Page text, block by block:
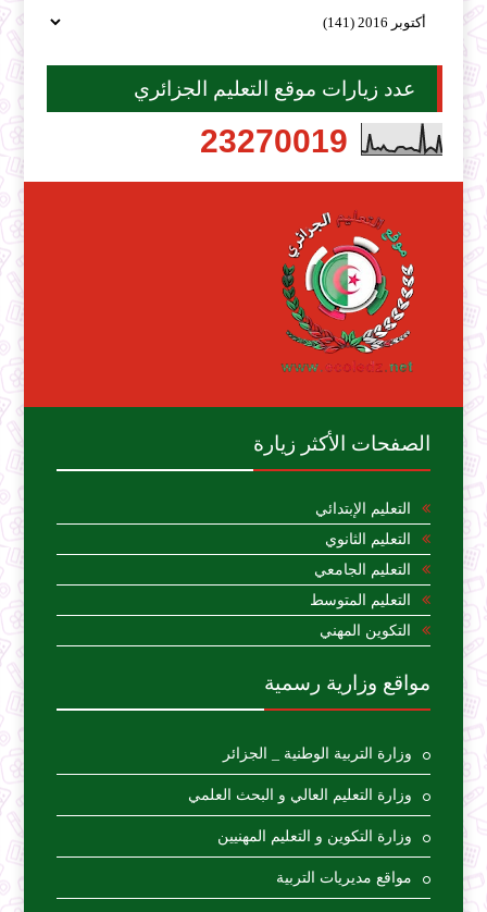
عدد زيارات موقع التعليم الجزائري
23270019
الصفحات الأكثر زيارة
التعليم الإبتدائي
التعليم الثانوي
التعليم الجامعي
التعليم المتوسط
التكوين المهني
مواقع وزارية رسمية
وزارة التربية الوطنية _ الجزائر
وزارة التعليم العالي و البحث العلمي
وزارة التكوين و التعليم المهنيين
مواقع مديريات التربية